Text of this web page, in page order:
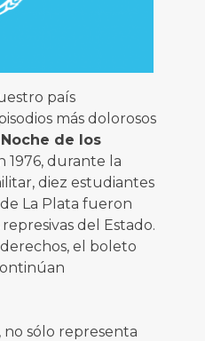
país
más dolorosos
de los
1976, durante la
diez estudiantes
La Plata fueron
del Estado.
el boleto
sólo representa